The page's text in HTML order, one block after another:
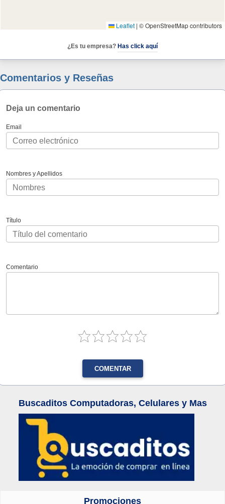
Leaflet | © OpenStreetMap contributors
¿Es tu empresa? Has click aquí
Comentarios y Reseñas
Deja un comentario
Email
Nombres y Apellidos
Título
Comentario
COMENTAR
Buscaditos Computadoras, Celulares y Mas
Promociones